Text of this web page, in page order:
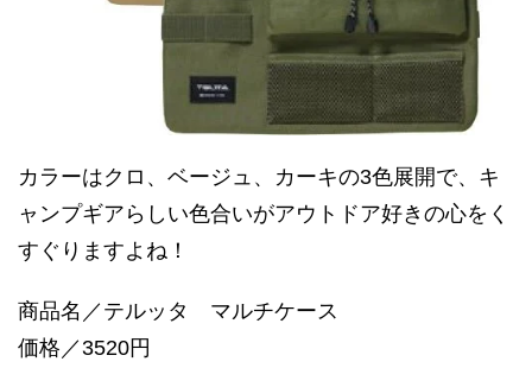
カラーはクロ、ベージュ、カーキの3色展開で、キ
ャンプギアらしい色合いがアウトドア好きの心をく
すぐりますよね！
商品名／テルッタ マルチケース
価格／3520円